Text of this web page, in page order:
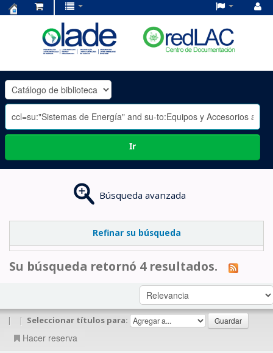
OLADE
-
Ir
Búsqueda avanzada
Refinar su búsqueda
Su búsqueda retornó 4 resultados.
| | Seleccionar títulos para:
Hacer reserva